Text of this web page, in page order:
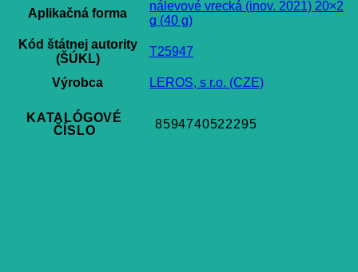
Aplikačná forma
nálevové vrecká (inov. 2021) 20×2
g (40 g)
Kód štátnej autority
(ŠÚKL)
T25947
Výrobca LEROS, s r.o. (CZE)
KATALÓGOVÉ
ČÍSLO
8594740522295